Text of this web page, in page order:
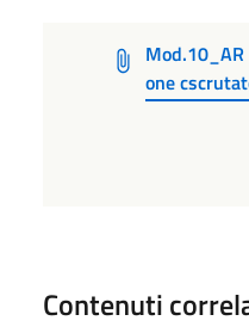
one
Contenuti